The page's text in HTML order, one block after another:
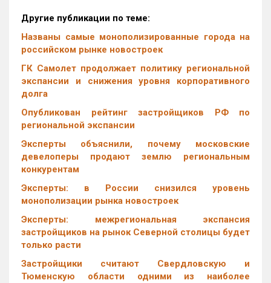
Другие публикации по теме:
Названы самые монополизированные города на
российском рынке новостроек
ГК Самолет продолжает политику региональной
экспансии и снижения уровня корпоративного
долга
Опубликован рейтинг застройщиков РФ по
региональной экспансии
Эксперты объяснили, почему московские
девелоперы продают землю региональным
конкурентам
Эксперты: в России снизился уровень
монополизации рынка новостроек
Эксперты: межрегиональная экспансия
застройщиков на рынок Северной столицы будет
только расти
Застройщики считают Свердловскую и
Тюменскую области одними из наиболее